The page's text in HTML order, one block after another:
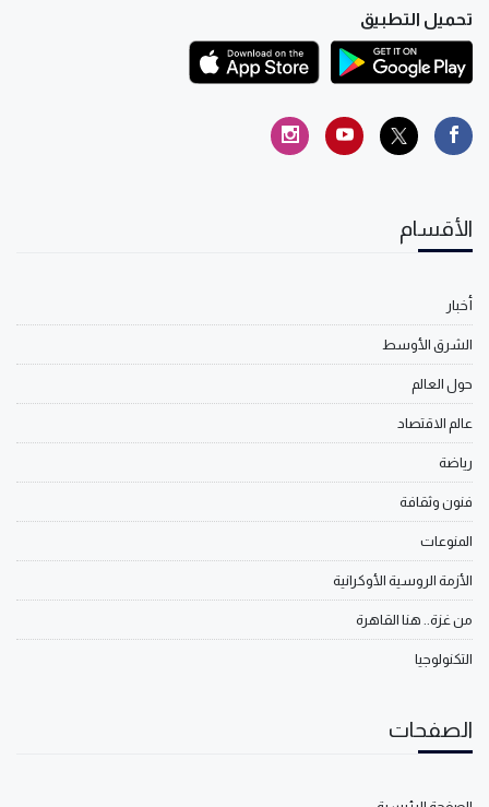
تحميل التطبيق
الأقسام
أخبار
الشرق الأوسط
حول العالم
عالم الاقتصاد
رياضة
فنون وثقافة
المنوعات
الأزمة الروسية الأوكرانية
من غزة.. هنا القاهرة
التكنولوجيا
الصفحات